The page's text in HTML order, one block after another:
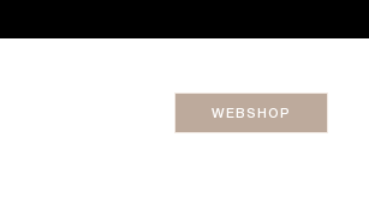
WEBSHOP